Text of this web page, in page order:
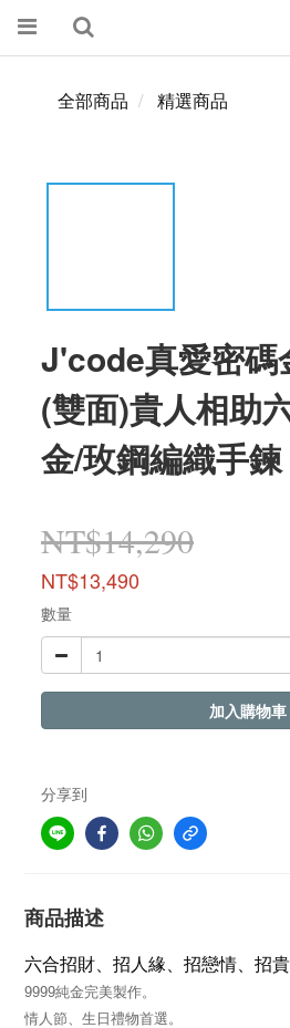
全部商品 精選商品
J'code真愛密碼
(雙面)貴人相助
金/玫鋼編織手鍊
NT$14,290
NT$13,490
數量
加入購物車
分享到
商品描述
六合招財、招人緣、招戀情、招
9999純金完美製作。
情人節、生日禮物首選。